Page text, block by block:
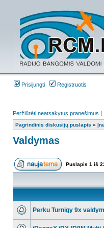
Prisijungti Registruotis
Peržiūrėti neatsakytus pranešimus |
Pagrindinis diskusijų puslapis »
Valdymas
Puslapis 1 iš
Perku Turnigy 9x